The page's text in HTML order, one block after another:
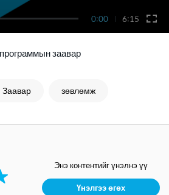
0:00 6:15
заавар
Заавар зөвлөмж
Энэ контентийг үнэлнэ үү
Үнэлгээ өгөх